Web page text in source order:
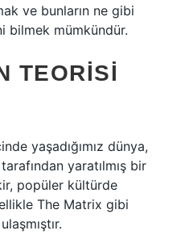
ve bunların ne gibi
bilmek mümkündür.
TEORISI
yaşadığımız dünya,
yaratılmış bir
popüler kültürde
The Matrix gibi